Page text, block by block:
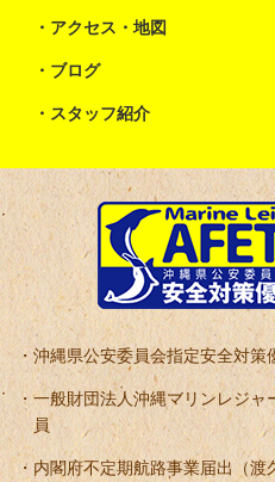
アクセス・地図
ブログ
スタッフ紹介
沖縄県公安委員会指定安全対策
一般財団法人沖縄マリンレジャ
員
内閣府不定期航路事業届出（